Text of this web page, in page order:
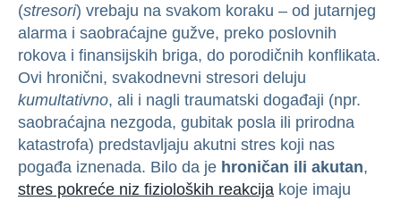
(stresori) vrebaju na svakom koraku – od jutarnjeg
alarma i saobraćajne gužve, preko poslovnih
rokova i finansijskih briga, do porodičnih konflikata.
Ovi hronični, svakodnevni stresori deluju
kumultativno, ali i nagli traumatski događaji (npr.
saobraćajna nezgoda, gubitak posla ili prirodna
katastrofa) predstavljaju akutni stres koji nas
pogađa iznenada. Bilo da je hroničan ili akutan,
stres pokreće niz fizioloških reakcija koje imaju